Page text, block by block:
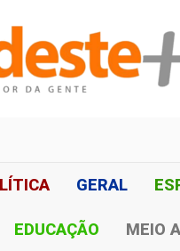
GERAL
EDUCAÇÃO MEIO